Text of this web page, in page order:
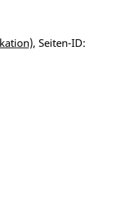
, Seiten-ID: